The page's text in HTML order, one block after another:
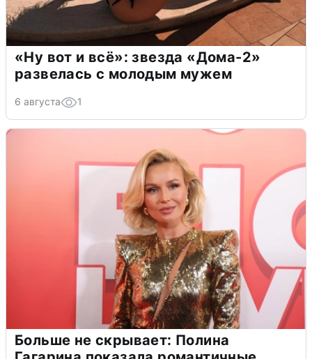
«Ну вот и всё»: звезда «Дома-2»
развелась с молодым мужем
6 августа 1
Больше не скрывает: Полина